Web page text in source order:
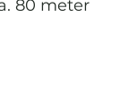
80 meter